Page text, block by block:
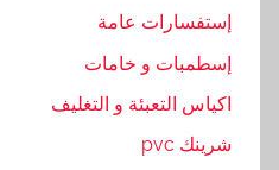
م
ت
ي
ك
إستفسارات عامة
إسطمبات و خامات
اكياس التعبئة و التغليف
شرينك pvc